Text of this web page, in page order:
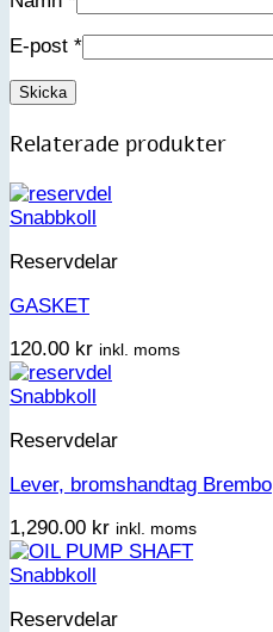
E-post *
Relaterade produkter
Snabbkoll
Reservdelar
GASKET
120.00 kr inkl. moms
Snabbkoll
Reservdelar
Lever, bromshandtag Brembo
1,290.00 kr inkl. moms
Snabbkoll
Reservdelar